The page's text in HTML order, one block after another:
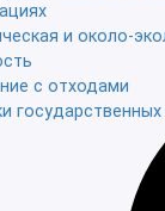
и около-
с отходами